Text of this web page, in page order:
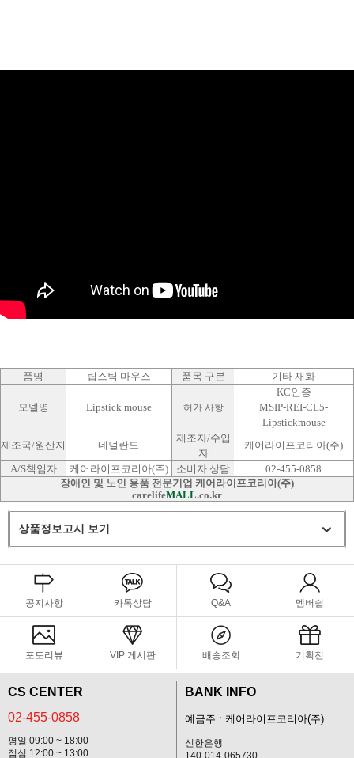
품명 립스틱 마우스 품목 구분 기타 재화
모델명 Lipstick mouse 허가 사항
KC인증
MSIP-REI-CL5-
Lipstickmouse
제조국/원산지
네덜란드
제조자/수입
자
케어라이프코리아(주)
A/S책임자
케어라이프코리아(주) 소비자 상담
02-455-0858
장애인 및 노인 용품 전문기업 케어라이프코리아(주)
carelifeMALL.co.kr
상품정보고시 보기
공지사항 카톡상담 Q&A 멤버쉽
포토리뷰 VIP 게시판 배송조회 기획전
CS CENTER
02-455-0858
평일 09:00 ~ 18:00
점심 12:00 ~ 13:00
BANK INFO
예금주 : 케어라이프코리아(주)
신한은행